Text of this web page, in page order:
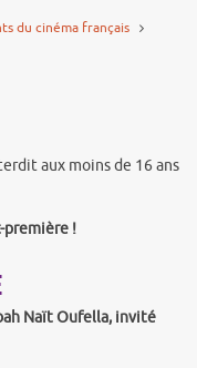
du cinéma français
aux moins de 16 ans
première !
Naït Oufella, invité